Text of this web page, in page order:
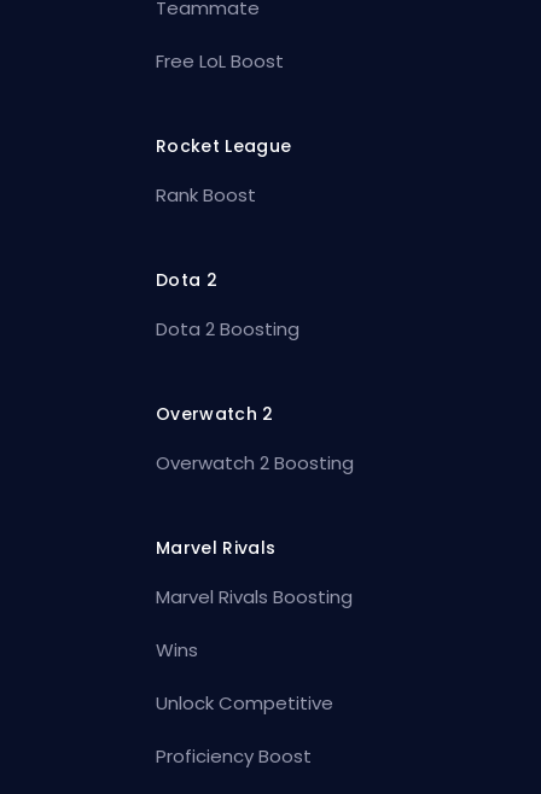
Teammate
Free LoL Boost
Rocket League
Rank Boost
Dota 2
Dota 2 Boosting
Overwatch 2
Overwatch 2 Boosting
Marvel Rivals
Marvel Rivals Boosting
Wins
Unlock Competitive
Proficiency Boost